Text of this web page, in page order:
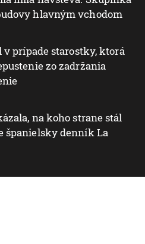
hlavným vchodom
prípade starostky, ktorá
zo zadržania
na koho strane stál
španielsky denník La